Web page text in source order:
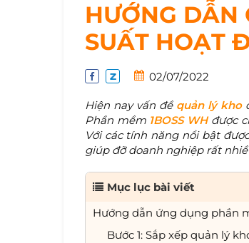
HƯỚNG DẪN
SUẤT HOẠT
02/07/2022
Hiện nay vấn đề quản lý kho
Phần mềm 1BOSS WH được
Với các tính năng nổi bật
giúp đỡ doanh nghiệp rất
Mục lục bài viết
Hướng dẫn ứng dụng phần
Bước 1: Sắp xếp quản lý